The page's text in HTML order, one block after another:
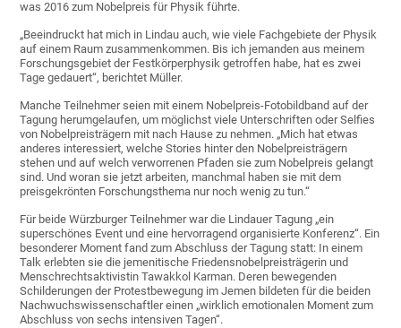
was 2016 zum Nobelpreis für Physik führte.
„Beeindruckt hat mich in Lindau auch, wie viele Fachgebiete der Physik
auf einem Raum zusammenkommen. Bis ich jemanden aus meinem
Forschungsgebiet der Festkörperphysik getroffen habe, hat es zwei
Tage gedauert“, berichtet Müller.
Manche Teilnehmer seien mit einem Nobelpreis-Fotobildband auf der
Tagung herumgelaufen, um möglichst viele Unterschriften oder Selfies
von Nobelpreisträgern mit nach Hause zu nehmen. „Mich hat etwas
anderes interessiert, welche Stories hinter den Nobelpreisträgern
stehen und auf welch verworrenen Pfaden sie zum Nobelpreis gelangt
sind. Und woran sie jetzt arbeiten, manchmal haben sie mit dem
preisgekrönten Forschungsthema nur noch wenig zu tun.“
Für beide Würzburger Teilnehmer war die Lindauer Tagung „ein
superschönes Event und eine hervorragend organisierte Konferenz“. Ein
besonderer Moment fand zum Abschluss der Tagung statt: In einem
Talk erlebten sie die jemenitische Friedensnobelpreisträgerin und
Menschrechtsaktivistin Tawakkol Karman. Deren bewegenden
Schilderungen der Protestbewegung im Jemen bildeten für die beiden
Nachwuchswissenschaftler einen „wirklich emotionalen Moment zum
Abschluss von sechs intensiven Tagen“.